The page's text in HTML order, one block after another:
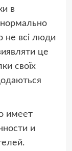
в
не всі люди
це
своїх
имеет
и